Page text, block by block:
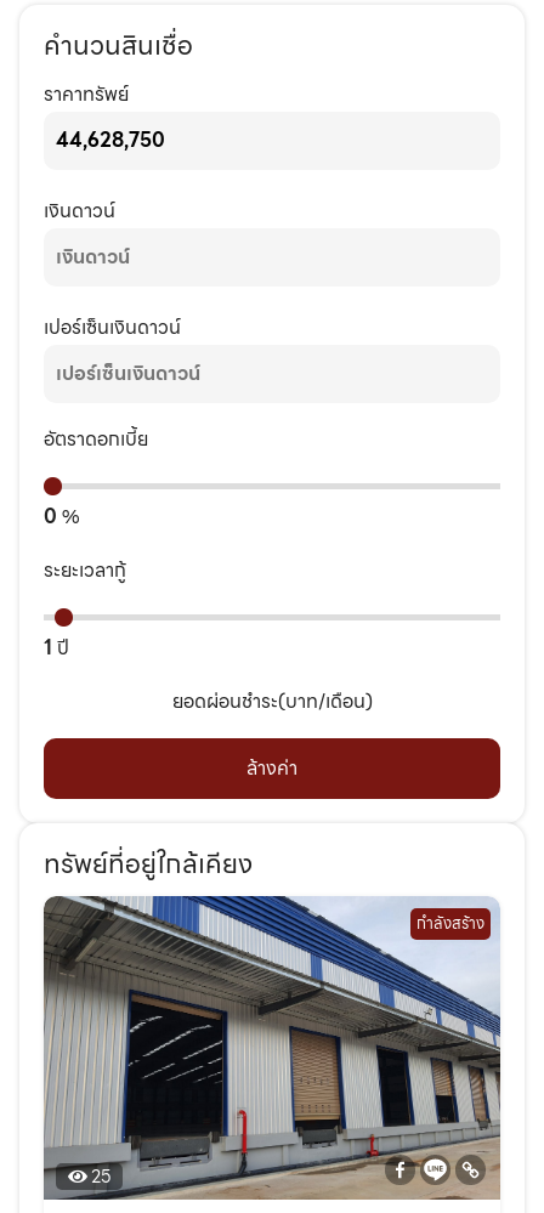
คำนวนสินเชื่อ
ราคาทรัพย์
เงินดาวน์
เปอร์เซ็นเงินดาวน์
อัตราดอกเบี้ย
0 %
ระยะเวลากู้
1 ปี
ยอดผ่อนชำระ(บาท/เดือน)
ล้างค่า
ทรัพย์ที่อยู่ใกล้เคียง
กำลังสร้าง
25